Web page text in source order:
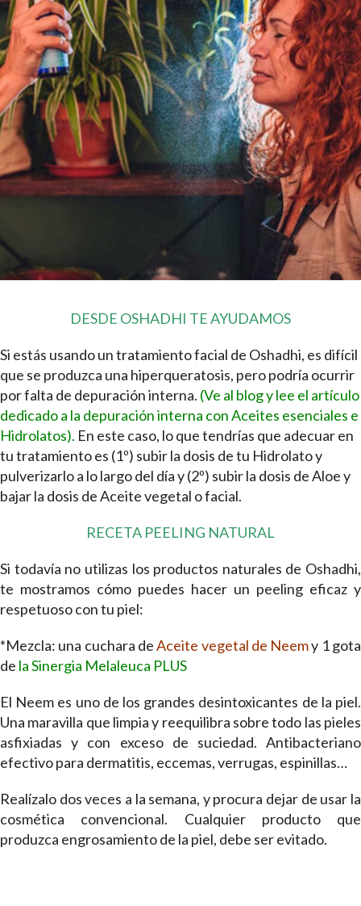
DESDE OSHADHI TE AYUDAMOS
Si estás usando un tratamiento facial de Oshadhi, es difícil
que se produzca una hiperqueratosis, pero podría ocurrir
por falta de depuración interna. (Ve al blog y lee el artículo
dedicado a la depuración interna con Aceites esenciales e
Hidrolatos). En este caso, lo que tendrías que adecuar en
tu tratamiento es (1º) subir la dosis de tu Hidrolato y
pulverizarlo a lo largo del día y (2º) subir la dosis de Aloe y
bajar la dosis de Aceite vegetal o facial.
RECETA PEELING NATURAL
Si todavía no utilizas los productos naturales de Oshadhi,
te mostramos cómo puedes hacer un peeling eficaz y
respetuoso con tu piel:
*Mezcla: una cuchara deAceite vegetal de Neemy 1 gota
de la Sinergia Melaleuca PLUS
El Neem es uno de los grandes desintoxicantes de la piel.
Una maravilla que limpia y reequilibra sobre todo las pieles
asfixiadas y con exceso de suciedad. Antibacteriano
efectivo para dermatitis, eccemas, verrugas, espinillas…
Realízalo dos veces a la semana, y procura dejar de usar la
cosmética convencional. Cualquier producto que
produzca engrosamiento de la piel, debe ser evitado.